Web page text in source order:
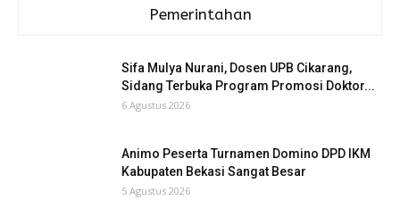
Pemerintahan
Sifa Mulya Nurani, Dosen UPB Cikarang,
Sidang Terbuka Program Promosi Doktor...
6 Agustus 2026
Animo Peserta Turnamen Domino DPD IKM
Kabupaten Bekasi Sangat Besar
5 Agustus 2026